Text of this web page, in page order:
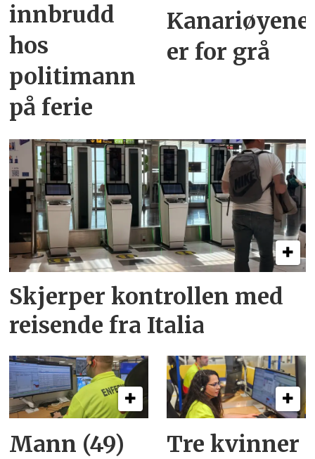
innbrudd
hos
politimann
på ferie
Kanariøyene
er for grå
Skjerper kontrollen med
reisende fra Italia
Mann (49)
Tre kvinner